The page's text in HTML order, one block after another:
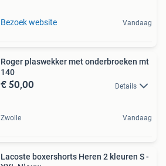
Bezoek website Vandaag
Roger plaswekker met onderbroeken mt
140
€ 50,00 Details
Zwolle Vandaag
Lacoste boxershorts Heren 2 kleuren S -